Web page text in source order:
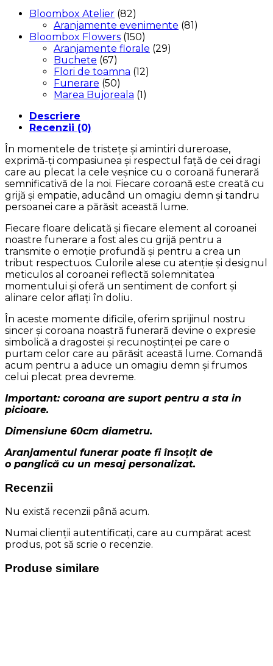
Bloombox Atelier (82)
Aranjamente evenimente (81)
Bloombox Flowers (150)
Aranjamente florale (29)
Buchete (67)
Flori de toamna (12)
Funerare (50)
Marea Bujoreala (1)
Descriere
Recenzii (0)
În momentele de tristețe și amintiri dureroase,
exprimă-ți compasiunea și respectul față de cei dragi
care au plecat la cele veșnice cu o coroană funerară
semnificativă de la noi. Fiecare coroană este creată cu
grijă și empatie, aducând un omagiu demn și tandru
persoanei care a părăsit această lume.
Fiecare floare delicată și fiecare element al coroanei
noastre funerare a fost ales cu grijă pentru a
transmite o emoție profundă și pentru a crea un
tribut respectuos. Culorile alese cu atenție și designul
meticulos al coroanei reflectă solemnitatea
momentului și oferă un sentiment de confort și
alinare celor aflați în doliu.
În aceste momente dificile, oferim sprijinul nostru
sincer și coroana noastră funerară devine o expresie
simbolică a dragostei și recunoștinței pe care o
purtam celor care au părăsit această lume. Comandă
acum pentru a aduce un omagiu demn și frumos
celui plecat prea devreme.
Important: coroana are suport pentru a sta in
picioare.
Dimensiune 60cm diametru.
Aranjamentul funerar poate fi însoțit de
o panglică cu un mesaj personalizat.
Recenzii
Nu există recenzii până acum.
Numai clienții autentificați, care au cumpărat acest
produs, pot să scrie o recenzie.
Produse similare